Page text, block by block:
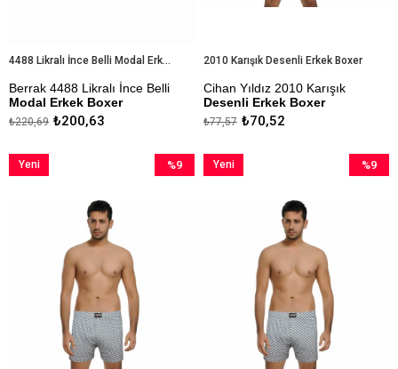
4488 Likralı İnce Belli Modal Erkek Boxer
Berrak 4488 Likralı İnce Belli
Modal Erkek Boxer
Çok Rahat Boxer
Kapıda Ödeme Seçeneği
₺200,63
₺220,69
2010 Karışık Desenli Erkek Boxer
Cihan Yıldız 2010 Karışık
Desenli Erkek Boxer
Ürünler Stok Durumuna Göre
Model Değişikliği Olabilir.
₺70,52
₺77,57
%9
Yeni
%9
Yeni